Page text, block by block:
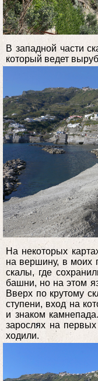
В западной части
который ведет
На некоторых
на вершину, в моих
скалы, где
башни, но на этом
Вверх по крутому
ступени, вход на
и знаком
зарослях на
ходили.